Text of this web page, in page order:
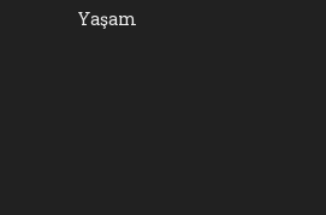
Yaşam